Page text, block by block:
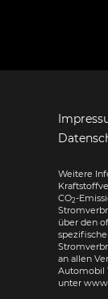
Weitere
CO2-
über den
an allen
Automobil
unter